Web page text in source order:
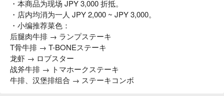
・本商品为现场 JPY 3,000 折抵。
・店内均消为一人 JPY 2,000 ~ JPY 3,000。
・小编推荐菜色：
后腿肉牛排 → ランプステーキ
T骨牛排 → T-BONEステーキ
龙虾 → ロブスター
战斧牛排 → トマホークステーキ
牛排、汉堡排组合 → ステーキコンボ